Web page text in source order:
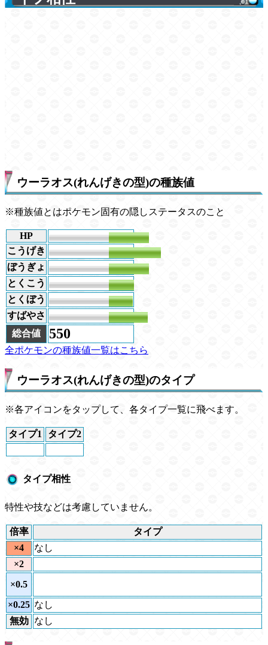
ウーラオス(れんげきの型)の種族値
※種族値とはポケモン固有の隠しステータスのこと
HP
100
こうげき
130
ぼうぎょ
100
とくこう
63
とくぼう
60
すばやさ
97
総合値
550
全ポケモンの種族値一覧はこちら
ウーラオス(れんげきの型)のタイプ
※各アイコンをタップして、各タイプ一覧に飛べます。
タイプ1 タイプ2
タイプ相性
特性や技などは考慮していません。
倍率
タイプ
×4
なし
×2
×0.5
×0.25 なし
無効
なし